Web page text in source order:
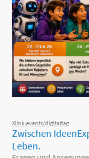
Xlink.events/digitaltag
Zwischen
Leben.